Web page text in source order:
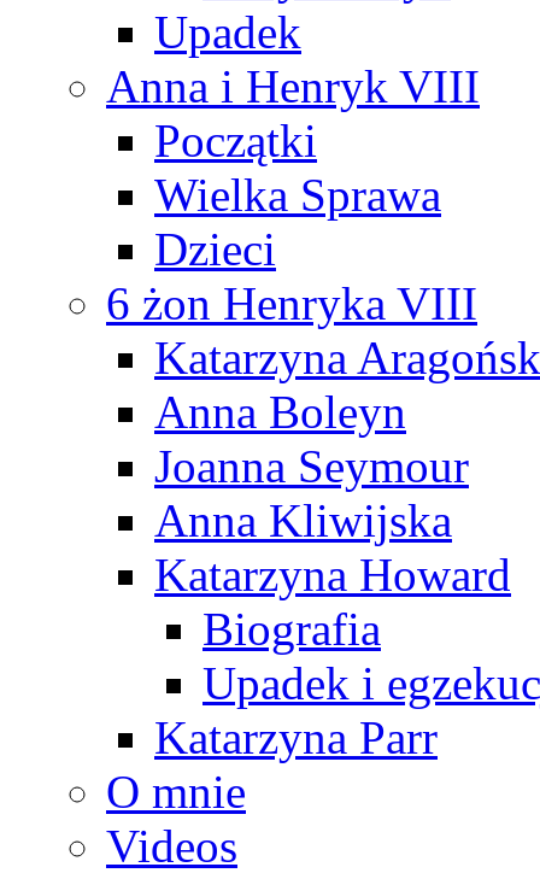
Upadek
Anna i Henryk VIII
Początki
Wielka Sprawa
Dzieci
6 żon Henryka VIII
Katarzyna
Anna Boleyn
Joanna Seymour
Anna Kliwijska
Katarzyna Howard
Biografia
Upadek i
Katarzyna Parr
O mnie
Videos